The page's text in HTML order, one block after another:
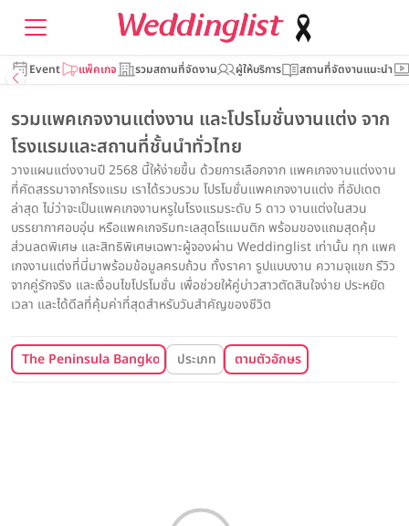
Event แพ็คเกจ รวมสถานที่จัดงาน ผู้ให้บริการ สถานที่จัดงานแนะนำ
รวมแพคเกจงานแต่งงาน และโปรโมชั่นงานแต่ง จาก
โรงแรมและสถานที่ชั้นนำทั่วไทย
วางแผนแต่งงานปี 2568 นี้ให้ง่ายขึ้น ด้วยการเลือกจาก แพคเกจงานแต่งงาน
ที่คัดสรรมาจากโรงแรม เราได้รวบรวม โปรโมชั่นแพคเกจงานแต่ง ที่อัปเดต
ล่าสุด ไม่ว่าจะเป็นแพคเกจงานหรูในโรงแรมระดับ 5 ดาว งานแต่งในสวน
บรรยากาศอบอุ่น หรือแพคเกจริมทะเลสุดโรแมนติก พร้อมของแถมสุดคุ้ม
ส่วนลดพิเศษ และสิทธิพิเศษเฉพาะผู้จองผ่าน Weddinglist เท่านั้น ทุก แพค
เกจงานแต่งที่นี่มาพร้อมข้อมูลครบถ้วน ทั้งราคา รูปแบบงาน ความจุแขก รีวิว
จากคู่รักจริง และเงื่อนไขโปรโมชั่น เพื่อช่วยให้คู่บ่าวสาวตัดสินใจง่าย ประหยัด
เวลา และได้ดีลที่คุ้มค่าที่สุดสำหรับวันสำคัญของชีวิต
The Peninsula Bangkok ประเภท ตามตัวอักษร